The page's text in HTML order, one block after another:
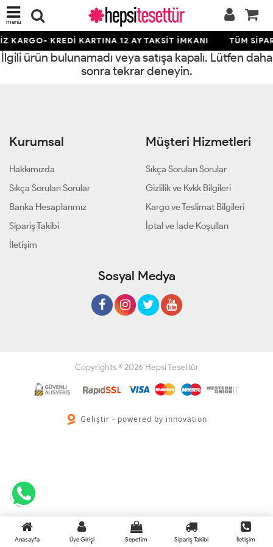
menü
KARGO- KREDİ KARTINA 12 AY TAKSİT İMKANI TÜM
İlgili ürün bulunamadı veya satışa kapalı. Lütfen daha
sonra tekrar deneyin.
Kurumsal
Hakkımızda
Sıkça Sorulan Sorular
Banka Hesaplarımız
Sipariş Takibi
İletişim
Müşteri Hizmetleri
Sıkça Sorulan Sorular
Gizlilik ve Kvkk Bilgileri
Kargo ve Teslimat Bilgileri
İptal ve İade Koşulları
Sosyal Medya
Copyrights © 2026 Hepsi Tesettür
Geliştir - powered by innovation
Anasayfa Üye Girişi Sepetim Sipariş Takibi İletişim